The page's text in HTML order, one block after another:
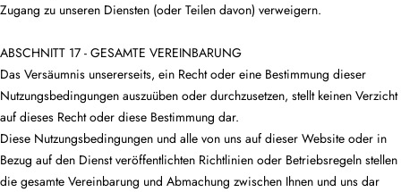
Zugang zu unseren Diensten (oder Teilen davon) verweigern.
ABSCHNITT 17 - GESAMTE VEREINBARUNG
Das Versäumnis unsererseits, ein Recht oder eine Bestimmung dieser
Nutzungsbedingungen auszuüben oder durchzusetzen, stellt keinen Verzicht
auf dieses Recht oder diese Bestimmung dar.
Diese Nutzungsbedingungen und alle von uns auf dieser Website oder in
Bezug auf den Dienst veröffentlichten Richtlinien oder Betriebsregeln stellen
die gesamte Vereinbarung und Abmachung zwischen Ihnen und uns dar